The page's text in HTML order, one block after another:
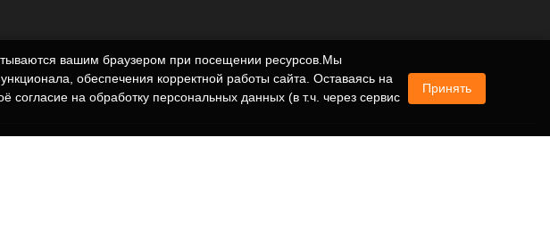
вашим браузером при посещении ресурсов.Мы
обеспечения корректной работы сайта. Оставаясь на
согласие на обработку персональных данных (в т.ч. через сервис
Принять